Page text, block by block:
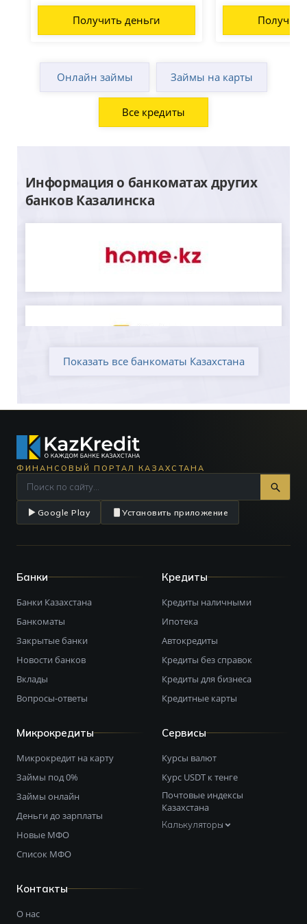
Получить деньги
Онлайн займы Займы на карты
Все кредиты
Информация о банкоматах других
банков Казалинска
Показать все банкоматы Казахстана
ФИНАНСОВЫЙ ПОРТАЛ КАЗАХСТАНА
Google Play Установить приложение
Банки
Банки Казахстана
Банкоматы
Закрытые банки
Новости банков
Вклады
Вопросы-ответы
Кредиты
Кредиты наличными
Ипотека
Автокредиты
Кредиты без справок
Кредиты для бизнеса
Кредитные карты
Микрокредиты
Микрокредит на карту
Займы под 0%
Займы онлайн
Деньги до зарплаты
Новые МФО
Список МФО
Сервисы
Курсы валют
Курс USDT к тенге
Почтовые индексы
Казахстана
Калькуляторы
Контакты
О нас